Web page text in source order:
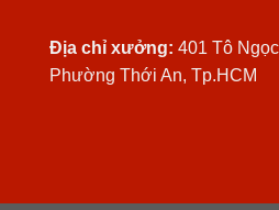
Địa chỉ xưởng: 401 Tô
Phường Thới An, Tp.HCM